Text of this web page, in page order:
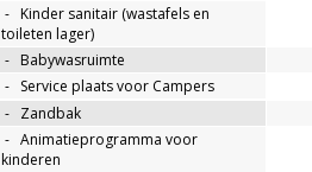
- Kinder sanitair (wastafels en
toileten lager)
- Babywasruimte
- Service plaats voor Campers
- Zandbak
- Animatieprogramma voor
kinderen